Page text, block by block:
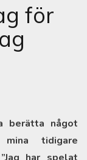
för
berätta något
tidigare